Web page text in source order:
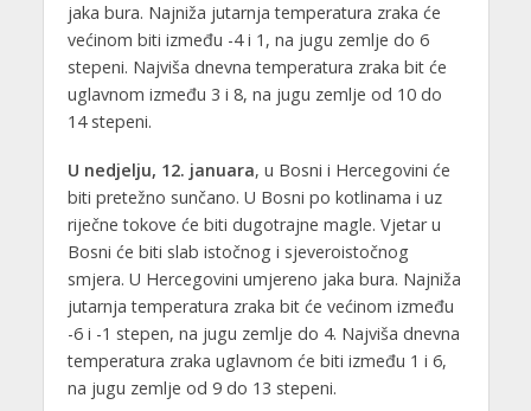
jaka bura. Najniža jutarnja temperatura zraka će
većinom biti između -4 i 1, na jugu zemlje do 6
stepeni. Najviša dnevna temperatura zraka bit će
uglavnom između 3 i 8, na jugu zemlje od 10 do
14 stepeni.
U nedjelju, 12. januara, u Bosni i Hercegovini će
biti pretežno sunčano. U Bosni po kotlinama i uz
riječne tokove će biti dugotrajne magle. Vjetar u
Bosni će biti slab istočnog i sjeveroistočnog
smjera. U Hercegovini umjereno jaka bura. Najniža
jutarnja temperatura zraka bit će većinom između
-6 i -1 stepen, na jugu zemlje do 4. Najviša dnevna
temperatura zraka uglavnom će biti između 1 i 6,
na jugu zemlje od 9 do 13 stepeni.